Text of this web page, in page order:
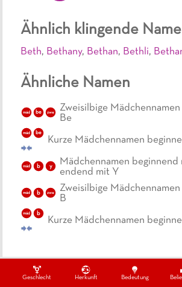
Geschlecht Herkunft Bedeutung
Ähnlich klingende
Beth, Bethany, Bethan, Bethli,
Ähnliche Namen
mäd be zwe
Zweisilbige
Be
mäd be
Kurze Mädchennamen
mäd b y
Mädchennamen beginnend
endend mit Y
mäd b zwe
Zweisilbige
B
mäd b
Kurze Mädchennamen